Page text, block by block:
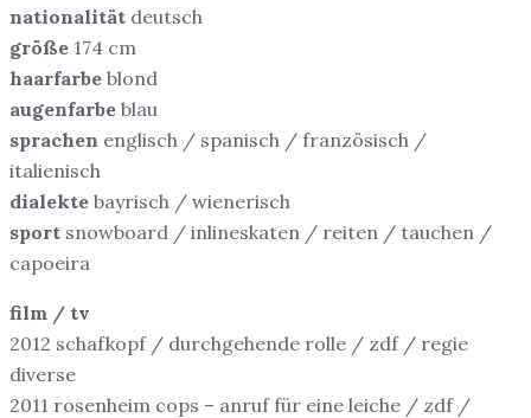
nationalität deutsch
größe 174 cm
haarfarbe blond
augenfarbe blau
sprachen englisch / spanisch / französisch /
italienisch
dialekte bayrisch / wienerisch
sport snowboard / inlineskaten / reiten / tauchen /
capoeira
film / tv
2012 schafkopf / durchgehende rolle / zdf / regie
diverse
2011 rosenheim cops – anruf für eine leiche / zdf /